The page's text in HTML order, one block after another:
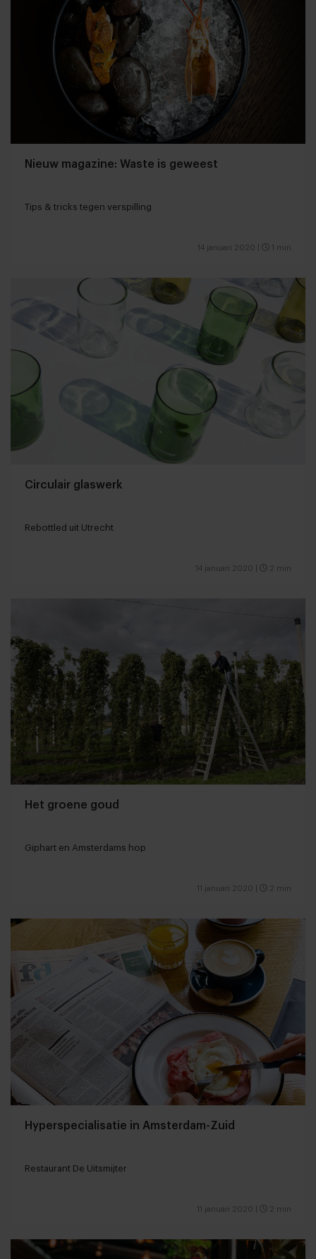
Nieuw magazine: Waste is geweest
Tips & tricks tegen verspilling
14 januari 2020 1 min
Circulair glaswerk
Rebottled uit Utrecht
14 januari 2020 2 min
Het groene goud
Giphart en Amsterdams hop
11 januari 2020 2 min
Hyperspecialisatie in Amsterdam-Zuid
Restaurant De Uitsmijter
11 januari 2020 2 min